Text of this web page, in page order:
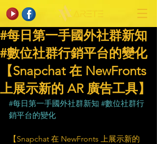
#每日第一手國外社群新知
#數位社群行銷平台的變化
【Snapchat 在 NewFronts
上展示新的 AR 廣告工具】
#每日第一手國外社群新知 #數位社群行
銷平台的變化
【Snapchat 在 NewFronts 上展示新的